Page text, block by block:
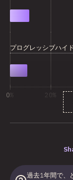
0% 20%
過去1年間で、